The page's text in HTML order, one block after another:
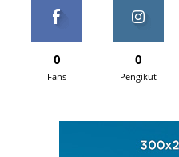
0
Fans
0
Pengikut